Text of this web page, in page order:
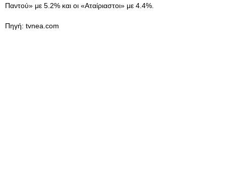
Παντού» με 5.2% και οι «Αταίριαστοι» με 4.4%.
Πηγή: tvnea.com